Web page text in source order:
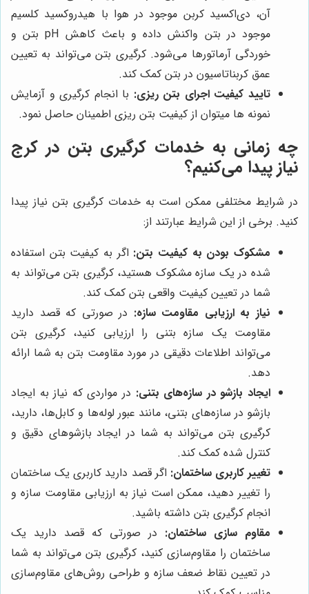
آن، دی‌اکسید کربن موجود در هوا با هیدروکسید کلسیم
موجود در بتن واکنش داده و باعث کاهش pH بتن و
خوردگی آرماتورها می‌شود. کرگیری بتن می‌تواند به تعیین
عمق کربناتاسیون در بتن کمک کند.
تایید کیفیت اجرای بتن ریزی: با انجام کرگیری و آزمایش
نمونه ها میتوان از کیفیت بتن ریزی اطمینان حاصل نمود.
چه زمانی به خدمات کرگیری بتن در کرج
نیاز پیدا می‌کنیم؟
در شرایط مختلفی ممکن است به خدمات کرگیری بتن نیاز پیدا
کنید. برخی از این شرایط عبارتند از:
مشکوک بودن به کیفیت بتن: اگر به کیفیت بتن استفاده
شده در یک سازه مشکوک هستید، کرگیری بتن می‌تواند به
شما در تعیین کیفیت واقعی بتن کمک کند.
نیاز به ارزیابی مقاومت سازه: در صورتی که قصد دارید
مقاومت یک سازه بتنی را ارزیابی کنید، کرگیری بتن
می‌تواند اطلاعات دقیقی در مورد مقاومت بتن به شما ارائه
دهد.
ایجاد بازشو در سازه‌های بتنی: در مواردی که نیاز به ایجاد
بازشو در سازه‌های بتنی، مانند عبور لوله‌ها و کابل‌ها، دارید،
کرگیری بتن می‌تواند به شما در ایجاد بازشوهای دقیق و
کنترل شده کمک کند.
تغییر کاربری ساختمان: اگر قصد دارید کاربری یک ساختمان
را تغییر دهید، ممکن است نیاز به ارزیابی مقاومت سازه و
انجام کرگیری بتن داشته باشید.
مقاوم سازی ساختمان: در صورتی که قصد دارید یک
ساختمان را مقاوم‌سازی کنید، کرگیری بتن می‌تواند به شما
در تعیین نقاط ضعف سازه و طراحی روش‌های مقاوم‌سازی